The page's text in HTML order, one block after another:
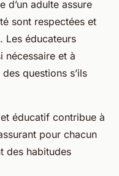
d’un adulte assure
sont respectées et
Les éducateurs
nécessaire et à
questions s’ils
éducatif contribue à
pour chacun
des habitudes